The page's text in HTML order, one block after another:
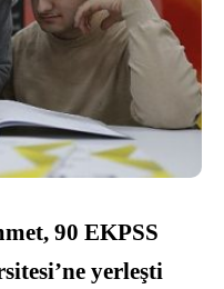
90 EKPSS
yerleşti